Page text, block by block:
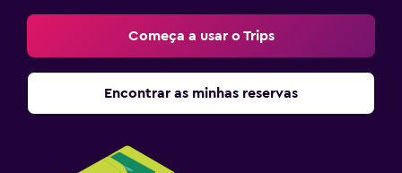
Começa a usar o Trips
Encontrar as minhas reservas